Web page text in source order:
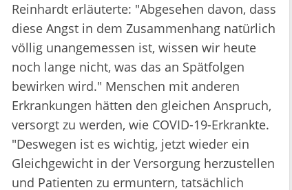
Reinhardt erläuterte: "Abgesehen davon, dass
diese Angst in dem Zusammenhang natürlich
völlig unangemessen ist, wissen wir heute
noch lange nicht, was das an Spätfolgen
bewirken wird." Menschen mit anderen
Erkrankungen hätten den gleichen Anspruch,
versorgt zu werden, wie COVID-19-Erkrankte.
"Deswegen ist es wichtig, jetzt wieder ein
Gleichgewicht in der Versorgung herzustellen
und Patienten zu ermuntern, tatsächlich